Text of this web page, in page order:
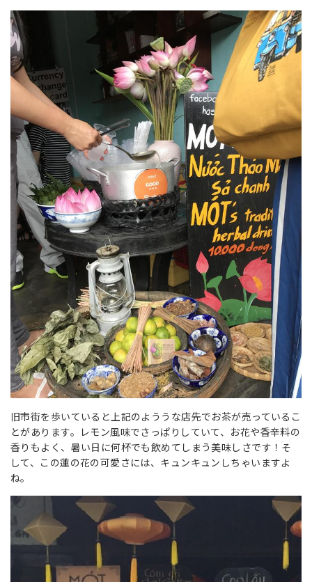
旧市街を歩いていると上記のよううな店先でお茶が売っているこ
とがあります。レモン風味でさっぱりしていて、お花や香辛料の
香りもよく、暑い日に何杯でも飲めてしまう美味しさです！そ
して、この蓮の花の可愛さには、キュンキュンしちゃいますよ
ね。